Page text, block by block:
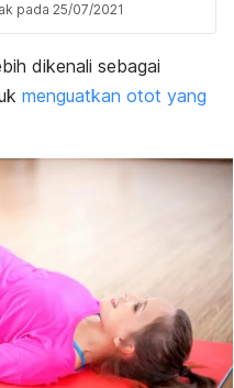
pada 25/07/2021
dikenali sebagai
menguatkan otot yang